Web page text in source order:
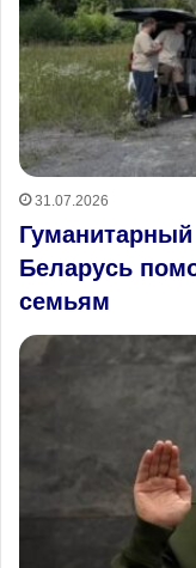
31.07.2026
Беларусь
семьям